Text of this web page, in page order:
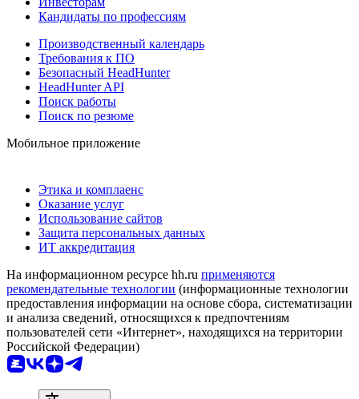
Кандидаты по профессиям
Производственный календарь
Требования к ПО
Безопасный HeadHunter
HeadHunter API
Поиск работы
Поиск по резюме
Мобильное приложение
Этика и комплаенс
Оказание услуг
Использование сайтов
Защита персональных данных
ИТ аккредитация
На информационном ресурсе hh.ru применяются
рекомендательные технологии (информационные технологии
предоставления информации на основе сбора, систематизации
и анализа сведений, относящихся к предпочтениям
пользователей сети «Интернет», находящихся на территории
Российской Федерации)